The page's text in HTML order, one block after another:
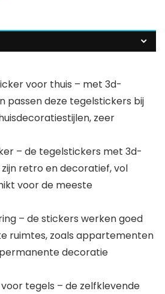
voor thuis – met 3d-
passen deze tegelstickers bij
zeer
– de tegelstickers met 3d-
retro en decoratief, vol
voor de meeste
– de stickers werken goed
ruimtes, zoals appartementen
decoratie
tegels – de zelfklevende